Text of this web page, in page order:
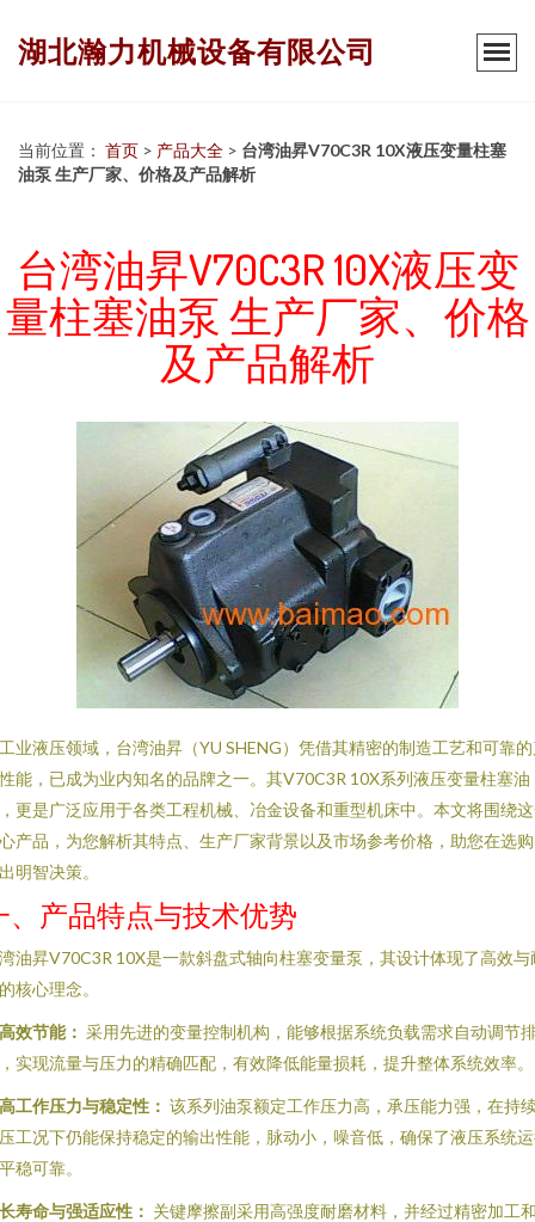
湖北瀚力机械设备有限公司
当前位置： 首页 > 产品大全 > 台湾油昇V70C3R 10X液压变量柱塞
油泵 生产厂家、价格及产品解析
台湾油昇V70C3R 10X液压变
量柱塞油泵 生产厂家、价格
及产品解析
业液压领域，台湾油昇（YU SHENG）凭借其精密的制造工艺和可靠
能，已成为业内知名的品牌之一。其V70C3R 10X系列液压变量柱塞油
更是广泛应用于各类工程机械、冶金设备和重型机床中。本文将围绕
产品，为您解析其特点、生产厂家背景以及市场参考价格，助您在选
明智决策。
、产品特点与技术优势
油昇V70C3R 10X是一款斜盘式轴向柱塞变量泵，其设计体现了高效与
核心理念。
效节能： 采用先进的变量控制机构，能够根据系统负载需求自动调节
实现流量与压力的精确匹配，有效降低能量损耗，提升整体系统效率。
工作压力与稳定性： 该系列油泵额定工作压力高，承压能力强，在持
工况下仍能保持稳定的输出性能，脉动小，噪音低，确保了液压系统
稳可靠。
寿命与强适应性： 关键摩擦副采用高强度耐磨材料，并经过精密加工